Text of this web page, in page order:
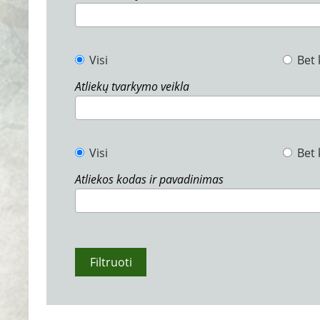
Visi
Bet
Atliekų tvarkymo veikla
Visi
Bet
Atliekos kodas ir pavadinimas
Filtruoti